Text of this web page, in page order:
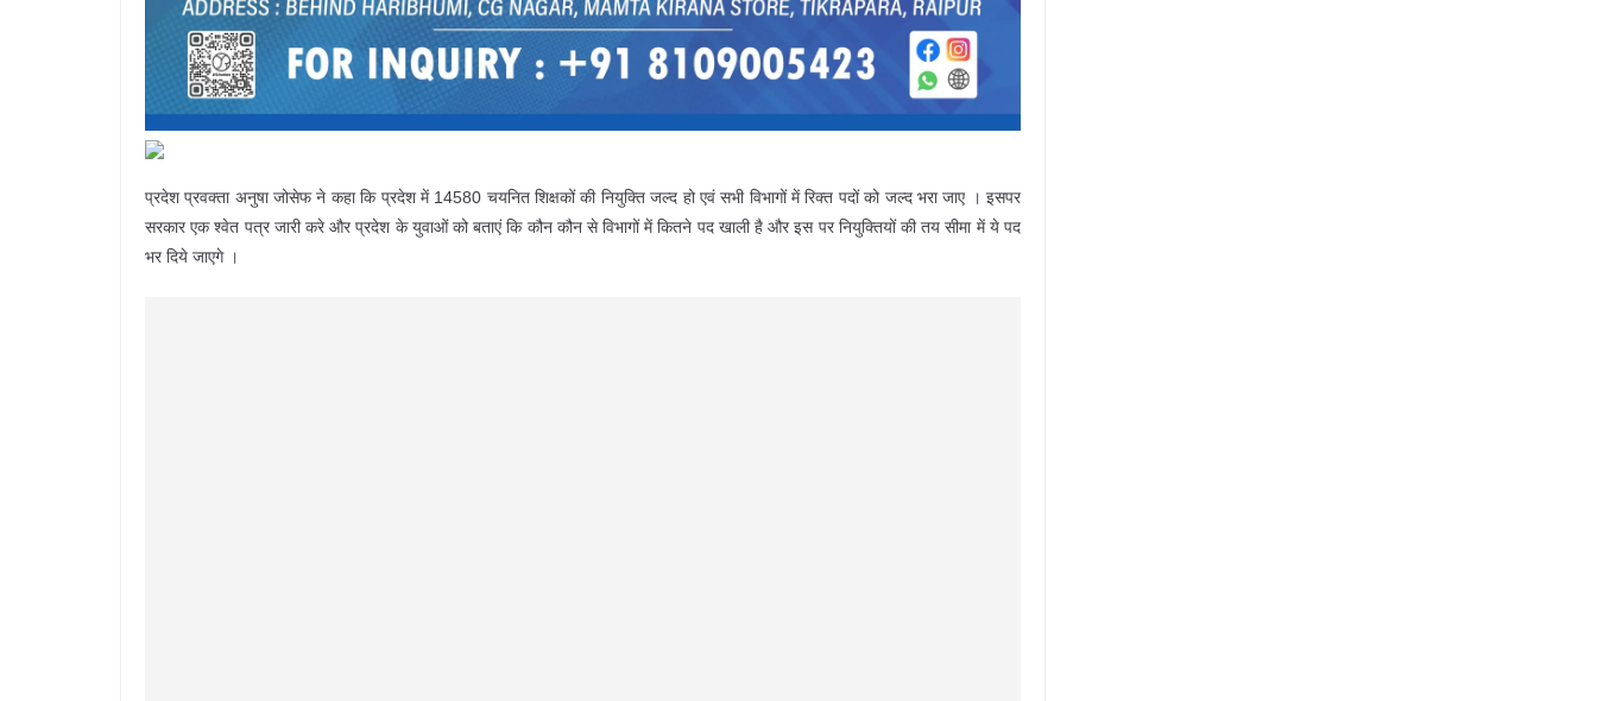
प्रदेश प्रवक्ता अनुषा जोसेफ ने कहा कि प्रदेश में 14580 चयनित शिक्षकों की नियुक्ति जल्द हो एवं सभी विभागों में रिक्त पदों को जल्द भरा जाए । इसपर
सरकार एक श्वेत पत्र जारी करे और प्रदेश के युवाओं को बताएं कि कौन कौन से विभागों में कितने पद खाली है और इस पर नियुक्तियों की तय सीमा में ये पद
भर दिये जाएगे ।